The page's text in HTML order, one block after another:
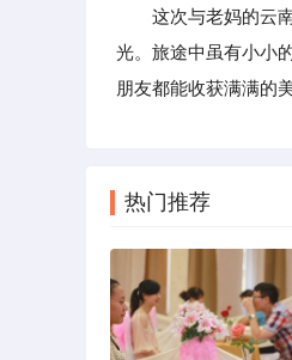
这次与老妈的云南
光。旅途中虽有小小
朋友都能收获满满的
热门推荐